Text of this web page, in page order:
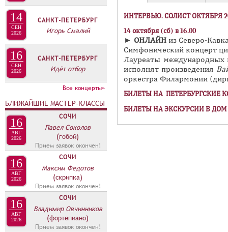
П
Л
Д
а
к
т
и
в
н
а
я
л
ИНТЕРВЬЮ. СОЛИСТ ОКТЯБРЯ
14 октября (сб) в 16.00
► ОНЛАЙН из Северо-
Симфонический концерт
Лауреаты международных
исполнят произведения
оркестра Филармонии
БИЛЕТЫ НА ПЕТЕРБУРГСКИЕ
БИЛЕТЫ НА ЭКСКУРСИИ В
14
СЕН
2026
САНКТ-ПЕТЕРБУРГ
Игорь Смалий
16
СЕН
2026
САНКТ-ПЕТЕРБУРГ
Идёт отбор
Все концерты»
БЛИЖАЙШИЕ МАСТЕР-КЛАССЫ
16
АВГ
2026
СОЧИ
Павел Соколов
(гобой)
Прием заявок окончен!
16
АВГ
2026
СОЧИ
Максим Федотов
(скрипка)
Прием заявок окончен!
16
АВГ
2026
СОЧИ
Владимир Овчинников
(фортепиано)
Прием заявок окончен!